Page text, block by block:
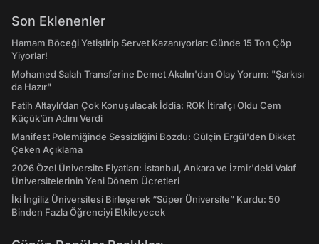
Son Eklenenler
Hamam Böceği Yetiştirip Servet Kazanıyorlar: Günde 15 Ton Çöp
Yiyorlar!
Mohamed Salah Transferine Demet Akalın'dan Olay Yorum: "Şarkısı
da Hazır"
Fatih Altaylı’dan Çok Konuşulacak İddia: ROK İtirafçı Oldu Cem
Küçük’ün Adını Verdi
Manifest Polemiğinde Sessizliğini Bozdu: Gülçin Ergül'den Dikkat
Çeken Açıklama
2026 Özel Üniversite Fiyatları: İstanbul, Ankara ve İzmir'deki Vakıf
Üniversitelerinin Yeni Dönem Ücretleri
İki İngiliz Üniversitesi Birleşerek “Süper Üniversite” Kurdu: 50
Binden Fazla Öğrenciyi Etkileyecek